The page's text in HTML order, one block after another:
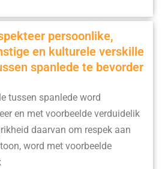
persoonlike,
en kulturele verskille
spanlede te bevorder
tussen spanlede word
en met voorbeelde verduidelik
daarvan om respek aan
word met voorbeelde